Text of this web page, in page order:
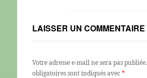
LAISSER UN COMMENTAIRE
Votre adresse e-mail ne sera pas publiée.
obligatoires sont indiqués avec*